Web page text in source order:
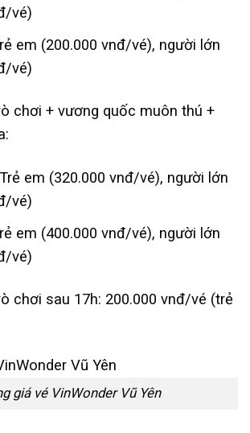
vé)
em (200.000 vnđ/vé), người lớn
vé)
chơi + vương quốc muôn thú +
em (320.000 vnđ/vé), người lớn
vé)
em (400.000 vnđ/vé), người lớn
vé)
chơi sau 17h: 200.000 vnđ/vé (trẻ
giá vé VinWonder Vũ Yên